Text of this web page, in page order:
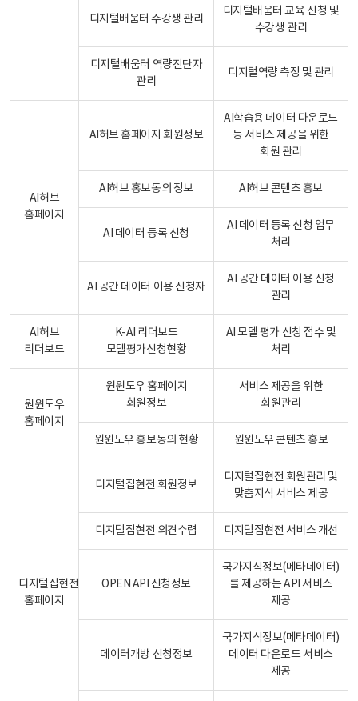
디지털배움터 수강생 관리
디지털배움터 교육 신청 및
수강생 관리
디지털배움터 역량진단자
관리
디지털역량 측정 및 관리
AI허브
홈페이지
AI허브 홈페이지 회원정보
AI학습용 데이터 다운로드
등 서비스 제공을 위한
회원 관리
AI허브 홍보동의 정보 AI허브 콘텐츠 홍보
AI 데이터 등록 신청
AI 데이터 등록 신청 업무
처리
AI 공간 데이터 이용 신청자
AI 공간 데이터 이용 신청
관리
AI허브
리더보드
K-AI 리더보드
모델평가신청현황
AI 모델 평가 신청 접수 및
처리
원윈도우
홈페이지
원윈도우 홈페이지
회원정보
서비스 제공을 위한
회원관리
원윈도우 홍보동의 현황 원윈도우 콘텐츠 홍보
디지털집현전
홈페이지
디지털집현전 회원정보
디지털집현전 회원관리 및
맞춤지식 서비스 제공
디지털집현전 의견수렴 디지털집현전 서비스 개선
OPEN API 신청정보
국가지식정보(메타데이터)
를 제공하는 API 서비스
제공
데이터개방 신청정보
국가지식정보(메타데이터)
데이터 다운로드 서비스
제공